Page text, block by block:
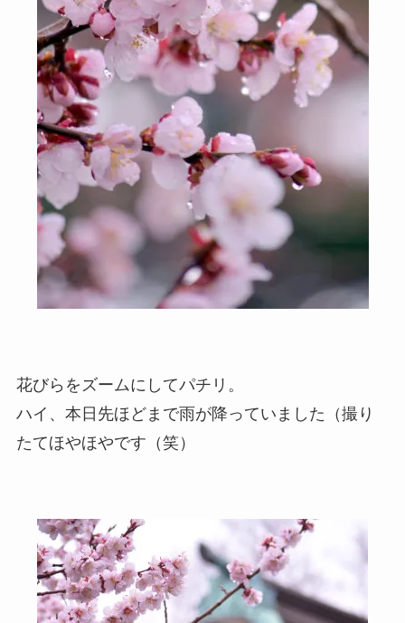
花びらをズームにしてパチリ。
ハイ、本日先ほどまで雨が降っていました（撮り
たてほやほやです（笑）